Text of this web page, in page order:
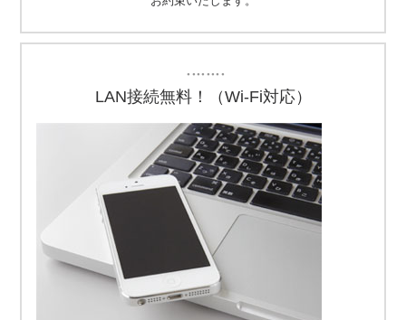
・・・・・・・・
LAN接続無料！（Wi-Fi対応）